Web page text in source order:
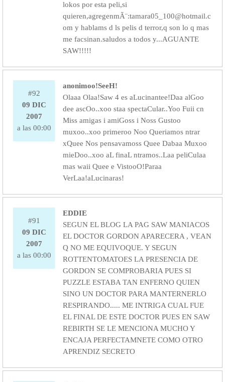
lokos por esta peli,si
quieren,agregenmÃ¨:tamara05_100@hotmail.c
om y hablams d ls pelis d terror,q son lo q mas
me facsinan.saludos a todos y...AGUANTE
SAW!!!!!
#92
09 DIC
2007
a las 00:00
anonimoo!SeeH!
Olaaa Olaa!Saw 4 es aLucinantee!Daa alGoo
dee ascOo..xoo staa spectaCular..Yoo Fuii cn
Miss amigas i amiGoss i Noss Gustoo
muxoo..xoo primeroo Noo Queriamos ntrar
xQuee Nos pensavamoss Quee Dabaa Muxoo
mieDoo..xoo aL finaL ntramos..Laa peliCulaa
mas waii Quee e VistooO!Paraa
VerLaa!aLucinaras!
#91
09 DIC
2007
a las 00:00
EDDIE
SEGUN EL BLOG LA PAG SAW MANIACOS
EL DOCTOR GORDON APARECERA , VEAN
Q NO ME EQUIVOQUE. Y SEGUN
ROTTENTOMATOES LA PRESENCIA DE
GORDON SE COMPROBARIA PUES SI
PUZZLE ESTABA TAN ENFERNO QUIEN
SINO UN DOCTOR PARA MANTERNERLO
RESPIRANDO..... ME INTRIGA CUAL FUE
EL FINAL DE ESTE DOCTOR PUES EN SAW
REBIRTH SE LE MENCIONA MUCHO Y
ENCAJA PERFECTAMNETE COMO OTRO
APRENDIZ SECRETO